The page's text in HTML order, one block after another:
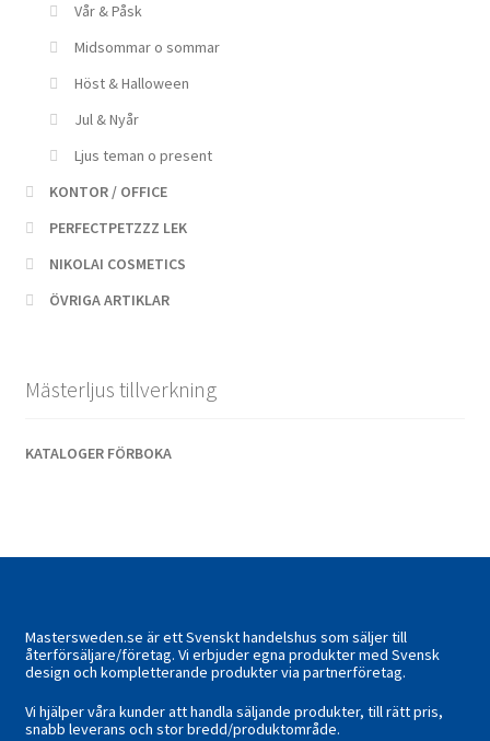
Vår & Påsk
Midsommar o sommar
Höst & Halloween
Jul & Nyår
Ljus teman o present
KONTOR / OFFICE
PERFECTPETZZZ LEK
NIKOLAI COSMETICS
ÖVRIGA ARTIKLAR
Mästerljus tillverkning
KATALOGER FÖRBOKA
Mastersweden.se är ett Svenskt handelshus som säljer till
återförsäljare/företag. Vi erbjuder egna produkter med Svensk
design och kompletterande produkter via partnerföretag.
Vi hjälper våra kunder att handla säljande produkter, till rätt pris,
snabb leverans och stor bredd/produktområde.